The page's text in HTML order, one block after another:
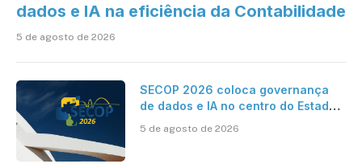
dados e IA na eficiência da Contabilidade
5 de agosto de 2026
SECOP 2026 coloca governança
de dados e IA no centro do Estado
5 de agosto de 2026